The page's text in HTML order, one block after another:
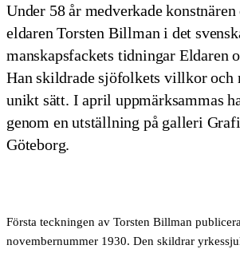
Under 58 år medverkade
eldaren Torsten Billman i det
manskapsfackets tidningar Eldaren
Han skildrade sjöfolkets villkor och
unikt sätt. I april uppmärksammas
genom en utställning på galleri
Göteborg.
Första teckningen av Torsten Billman
novembernummer 1930. Den skildrar